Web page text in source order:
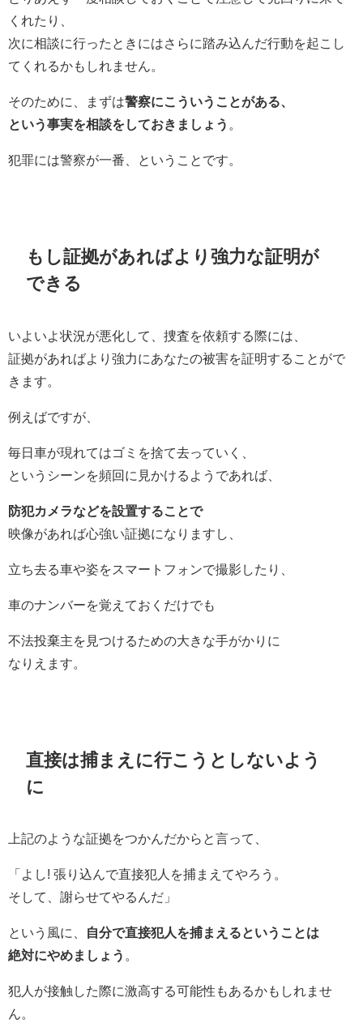
くれたり、
次に相談に行ったときにはさらに踏み込んだ行動を起こし
てくれるかもしれません。
そのために、まずは警察にこういうことがある、
という事実を相談をしておきましょう 。
犯罪には警察が一番、ということです。
もし証拠があればより強力な証明が
できる
いよいよ状況が悪化して、捜査を依頼する際には、
証拠があればより強力にあなたの被害を証明することがで
きます。
例えばですが、
毎日車が現れてはゴミを捨て去っていく、
というシーンを頻回に見かけるようであれば、
防犯カメラなどを設置することで
映像があれば心強い証拠になりますし、
立ち去る車や姿をスマートフォンで撮影したり、
車のナンバーを覚えておくだけでも
不法投棄主を見つけるための大きな手がかりに
なりえます。
直接は捕まえに行こうとしないよう
に
上記のような証拠をつかんだからと言って、
「よし! 張り込んで直接犯人を捕まえてやろう。
そして、謝らせてやるんだ」
という風に、
自分で直接犯人を捕まえるということは
絶対にやめましょう
犯人が接触した際に激高する可能性もあるかもしれませ
ん。